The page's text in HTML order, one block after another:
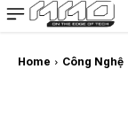
MMOSITE
Bài viết nổi
Home Công Nghệ